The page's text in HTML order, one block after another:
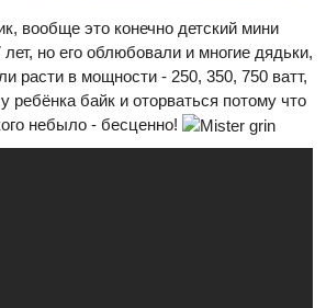
вообще это конечно детский мини
но его облюбовали и многие дядьки,
расти в мощности - 250, 350, 750 ватт,
ребёнка байк и оторваться потому что
небыло - бесценно!